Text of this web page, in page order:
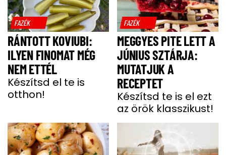
FAZÉK
RÁNTOTT KOVIUBI:
ILYEN FINOMAT MÉG
NEM ETTÉL
Készítsd el te is
otthon!
FAZÉK
MEGGYES PITE LETT A
JÚNIUS SZTÁRJA:
MUTATJUK A
RECEPTET
Készítsd te is el ezt
az örök klasszikust!